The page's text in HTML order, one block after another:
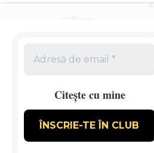
Citește cu mine